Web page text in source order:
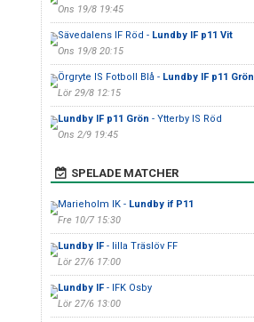
Ons 19/8 19:45
Sävedalens IF Röd - Lundby IF p11 Vit
Ons 19/8 20:15
Örgryte IS Fotboll Blå - Lundby IF p11 Grön
Lör 29/8 12:15
Lundby IF p11 Grön - Ytterby IS Röd
Ons 2/9 19:45
SPELADE MATCHER
Marieholm IK - Lundby if P11
Fre 10/7 15:30
Lundby IF- lilla Träslöv FF
Lör 27/6 17:00
Lundby IF- IFK Osby
Lör 27/6 13:00